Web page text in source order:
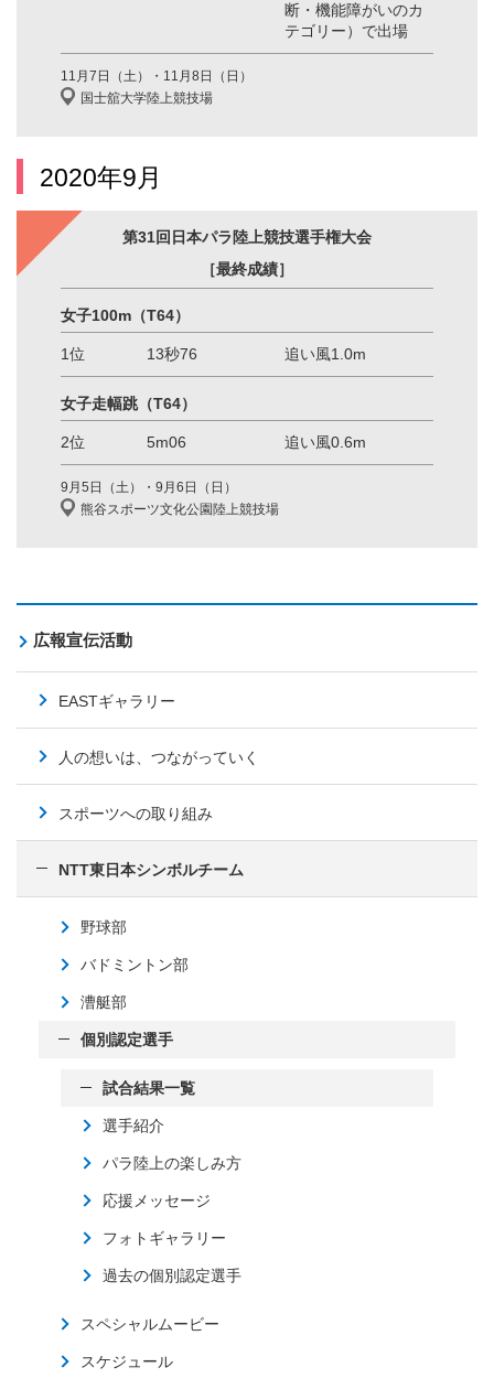
断・機能障がいのカ
テゴリー）で出場
11月7日（土）・11月8日（日）
国士舘大学陸上競技場
2020年9月
第31回日本パラ陸上競技選手権大会
［最終成績］
女子100m （T64）
1位 13秒76 追い風1.0m
女子走幅跳（T64）
2位 5m06 追い風0.6m
9月5日（土）・9月6日（日）
熊谷スポーツ文化公園陸上競技場
広報宣伝活動
EASTギャラリー
人の想いは、つながっていく
スポーツへの取り組み
NTT東日本シンボルチーム
野球部
バドミントン部
漕艇部
個別認定選手
試合結果一覧
選手紹介
パラ陸上の楽しみ方
応援メッセージ
フォトギャラリー
過去の個別認定選手
スペシャルムービー
スケジュール